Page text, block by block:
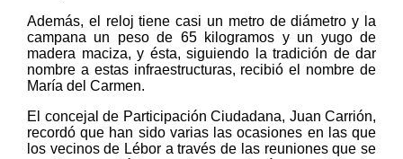
Además, el reloj tiene casi un metro de diámetro y la
campana un peso de 65 kilogramos y un yugo de
madera maciza, y ésta, siguiendo la tradición de dar
nombre a estas infraestructuras, recibió el nombre de
María del Carmen.
El concejal de Participación Ciudadana, Juan Carrión,
recordó que han sido varias las ocasiones en las que
los vecinos de Lébor a través de las reuniones que se